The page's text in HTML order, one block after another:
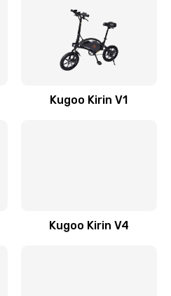
Kugoo Kirin V1
Kugoo Kirin V4